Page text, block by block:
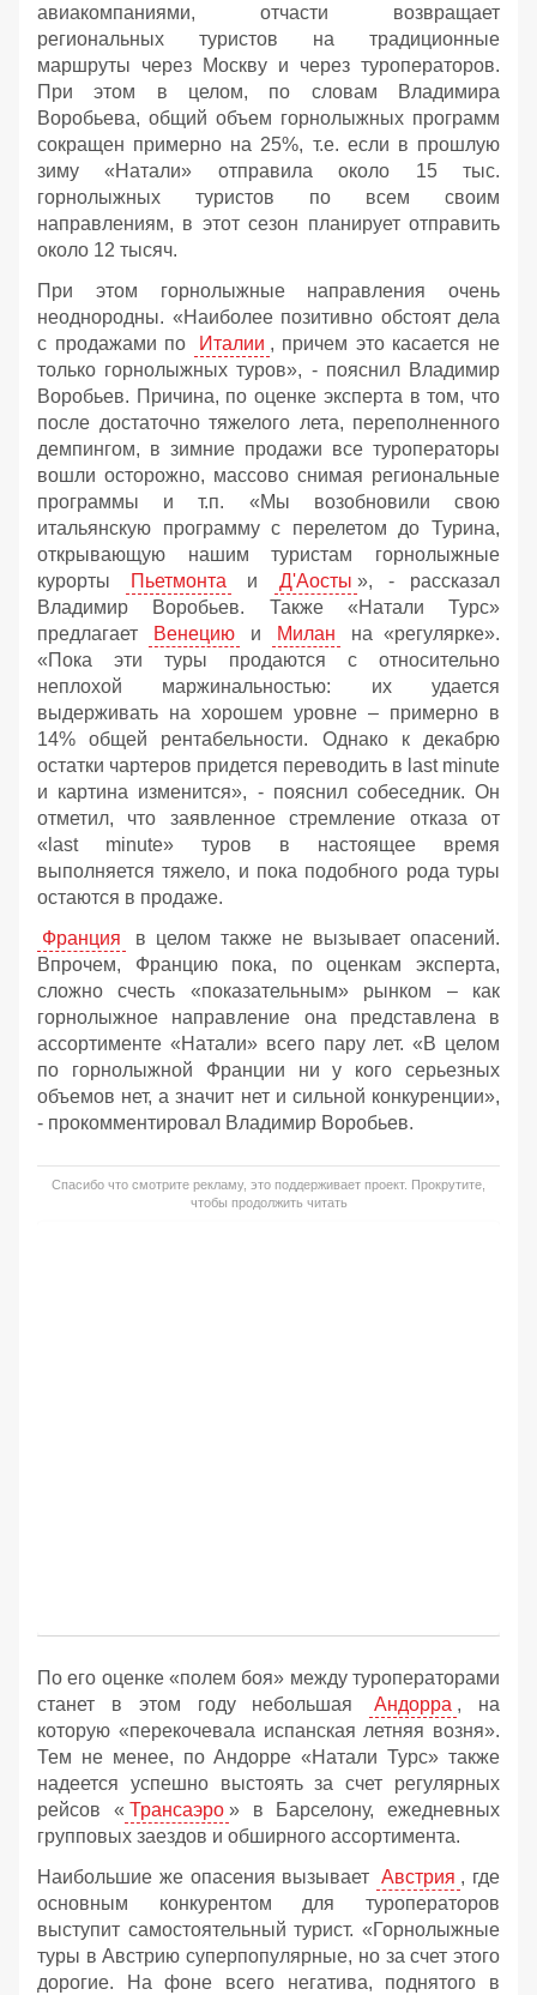
авиакомпаниями, отчасти возвращает
региональных туристов на традиционные
маршруты через Москву и через туроператоров.
При этом в целом, по словам Владимира
Воробьева, общий объем горнолыжных программ
сокращен примерно на 25%, т.е. если в прошлую
зиму «Натали» отправила около 15 тыс.
горнолыжных туристов по всем своим
направлениям, в этот сезон планирует отправить
около 12 тысяч.
При этом горнолыжные направления очень
неоднородны. «Наиболее позитивно обстоят дела
с продажами по
Италии , причем это касается не
только горнолыжных туров», - пояснил Владимир
Воробьев. Причина, по оценке эксперта в том, что
после достаточно тяжелого лета, переполненного
демпингом, в зимние продажи все туроператоры
вошли осторожно, массово снимая региональные
программы и т.п. «Мы возобновили свою
итальянскую программу с перелетом до Турина,
открывающую нашим туристам горнолыжные
курорты
Пьетмонта и Д'Аосты », - рассказал
Владимир Воробьев. Также «Натали Турс»
предлагает
Венецию и Милан
на «регулярке».
«Пока эти туры продаются с относительно
неплохой маржинальностью: их удается
выдерживать на хорошем уровне – примерно в
14% общей рентабельности. Однако к декабрю
остатки чартеров придется переводить в last minute
и картина изменится», - пояснил собеседник. Он
отметил, что заявленное стремление отказа от
«last minute» туров в настоящее время
выполняется тяжело, и пока подобного рода туры
остаются в продаже.
Франция
в целом также не вызывает опасений.
Впрочем, Францию пока, по оценкам эксперта,
сложно счесть «показательным» рынком – как
горнолыжное направление она представлена в
ассортименте «Натали» всего пару лет. «В целом
по горнолыжной Франции ни у кого серьезных
объемов нет, а значит нет и сильной конкуренции»,
- прокомментировал Владимир Воробьев.
Спасибо что смотрите рекламу, это поддерживает проект. Прокрутите,
чтобы продолжить читать
По его оценке «полем боя» между туроператорами
станет в этом году небольшая
Андорра , на
которую «перекочевала испанская летняя возня».
Тем не менее, по Андорре «Натали Турс» также
надеется успешно выстоять за счет регулярных
рейсов « Трансаэро » в Барселону, ежедневных
групповых заездов и обширного ассортимента.
Наибольшие же опасения вызывает
Австрия , где
основным конкурентом для туроператоров
выступит самостоятельный турист. «Горнолыжные
туры в Австрию суперпопулярные, но за счет этого
дорогие. На фоне всего негатива, поднятого в